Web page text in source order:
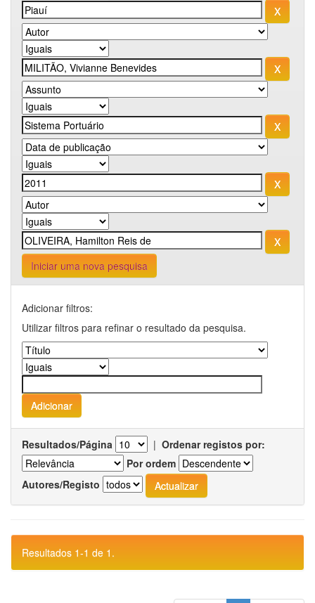
Iniciar uma nova pesquisa
Adicionar filtros:
Utilizar filtros para refinar o resultado da pesquisa.
Resultados/Página | Ordenar registos por:
Por ordem
Autores/Registo
Resultados 1-1 de 1.